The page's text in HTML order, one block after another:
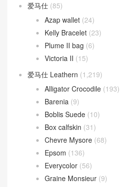
爱马仕 (85)
Azap wallet (24)
Kelly Bracelet (23)
Plume II bag (6)
Victoria II (15)
爱马仕 Leathern (1,219)
Alligator Crocodile (193)
Barenia (9)
Boblis Suede (10)
Box calfskin (31)
Chevre Mysore (68)
Epsom (136)
Everycolor (56)
Graine Monsieur (9)